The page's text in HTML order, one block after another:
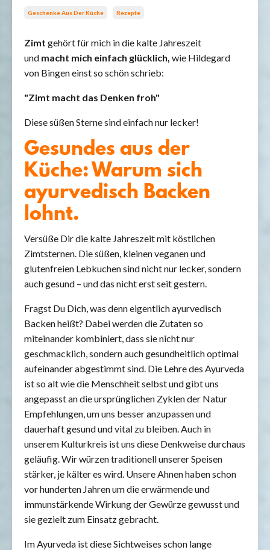
Geschenke Aus Der Küche Rezepte
Zimt gehört für mich in die kalte Jahreszeit
und macht mich einfach glücklich, wie Hildegard
von Bingen einst so schön schrieb:
"Zimt macht das Denken froh"
Diese süßen Sterne sind einfach nur lecker!
Gesundes aus der
Küche: Warum sich
ayurvedisch Backen
lohnt.
Versüße Dir die kalte Jahreszeit mit köstlichen
Zimtsternen. Die süßen, kleinen veganen und
glutenfreien Lebkuchen sind nicht nur lecker, sondern
auch gesund – und das nicht erst seit gestern.
Fragst Du Dich, was denn eigentlich ayurvedisch
Backen heißt? Dabei werden die Zutaten so
miteinander kombiniert, dass sie nicht nur
geschmacklich, sondern auch gesundheitlich optimal
aufeinander abgestimmt sind. Die Lehre des Ayurveda
ist so alt wie die Menschheit selbst und gibt uns
angepasst an die ursprünglichen Zyklen der Natur
Empfehlungen, um uns besser anzupassen und
dauerhaft gesund und vital zu bleiben. Auch in
unserem Kulturkreis ist uns diese Denkweise durchaus
geläufig. Wir würzen traditionell unserer Speisen
stärker, je kälter es wird. Unsere Ahnen haben schon
vor hunderten Jahren um die erwärmende und
immunstärkende Wirkung der Gewürze gewusst und
sie gezielt zum Einsatz gebracht.
Im Ayurveda ist diese Sichtweises schon lange